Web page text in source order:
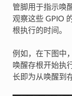
管脚用于指示唤
观察这些 GPIO
根执行的时间。
例如，在下图中
唤醒存根开始执
长即为从唤醒到